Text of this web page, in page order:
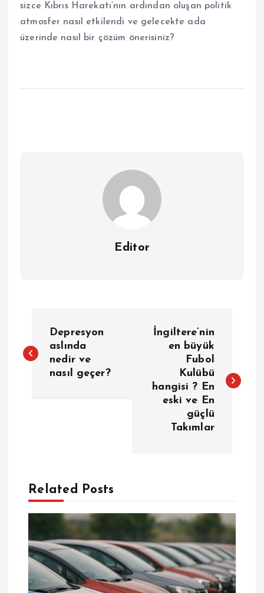
sizce Kıbrıs Harekatı’nın ardından oluşan politik
atmosfer nasıl etkilendi ve gelecekte ada
üzerinde nasıl bir çözüm önerisiniz?
Editor
a
z
n
m
Depresyon
aslında
nedir ve
nasıl geçer?
İngiltere’nin
en büyük
Fubol
Kulübü
hangisi ? En
eski ve En
güçlü
Takımlar
Related Posts